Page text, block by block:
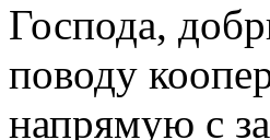
Господа,
поводу
напрямую с